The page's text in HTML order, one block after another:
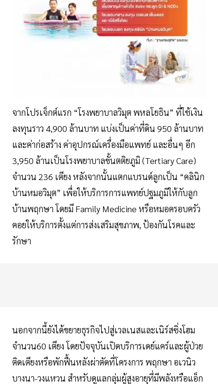
จากโปรเจ็กต์แรก “โรงพยาบาลวิมุต พหลโยธิน” ที่ใช้เงิน
ลงทุนราว 4,900 ล้านบาท แบ่งเป็นค่าที่ดิน 950 ล้านบาท
และค่าก่อสร้าง ค่าอุปกรณ์เครื่องมือแพทย์ และอื่นๆ อีก
3,950 ล้านเป็นโรงพยาบาลขั้นตติยภูมิ (Tertiary Care)
จำนวน 236 เตียง หลังจากนั้นแตกแบรนด์ลูกเป็น “คลินิก
บ้านหมอวิมุต” เพื่อให้บริการการแพทย์ปฐมภูมิให้กับลูก
บ้านพฤกษา โดยมี Family Medicine หรือหมอครอบครัว
คอยให้บริการตั้งแต่การส่งเสริมสุขภาพ, ป้องกันโรคและ
รักษา
นอกจากนี้ยังได้ขยายธุรกิจไปสู่เวลเนสและเนิร์สซิ่งโฮม
จำนวน60 เตียง โดยปัจจุบันเปิดบริการเดย์แคร์และผู้ป่วย
ติดเตียงหรือพักฟื้นหลังผ่าตัดที่โครงการ พฤกษา อเวนิว
บางนา-วงแหวน สำหรับดูแลกลุ่มผู้สูงอายุที่มีพลังหรือแอ็ก